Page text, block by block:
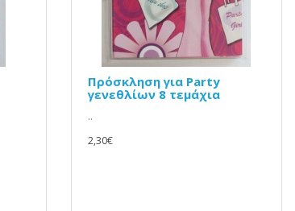
Πρόσκληση για Party
γενεθλίων 8 τεμάχια
..
2,30€